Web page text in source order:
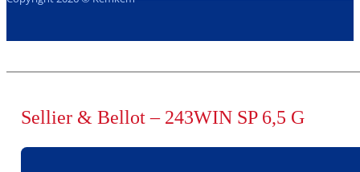
Sellier & Bellot – 243WIN SP 6,5 G